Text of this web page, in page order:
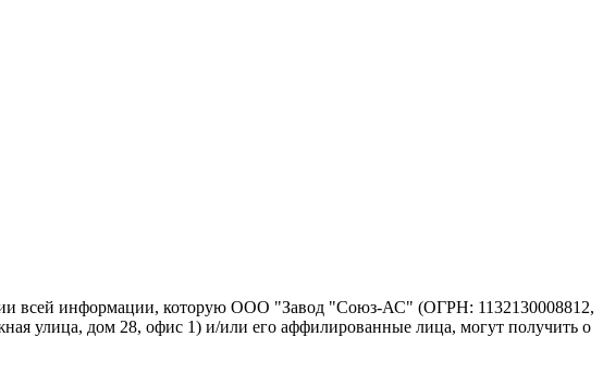
всей информации, которую ООО "Завод "Союз-АС" (ОГРН: 1132130008812,
улица, дом 28, офис 1) и/или его аффилированные лица, могут получить о